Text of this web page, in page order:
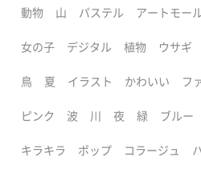
動物 山 パステル アートモー
女の子 デジタル 植物 ウサギ
鳥 夏 イラスト かわいい フ
ピンク 波 川 夜 緑 ブルー
キラキラ ポップ コラージュ